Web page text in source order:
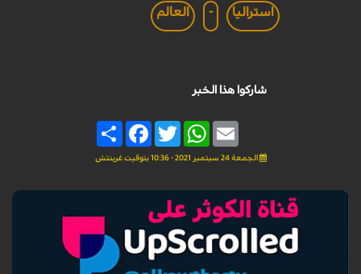
استراليا - العالم
شاركوا هذا الخبر
Share
FacebookTwitter
WhatsAppEmail
الجمعة 24 سبتمبر 2021 - 10:36 بتوقيت غرينتش